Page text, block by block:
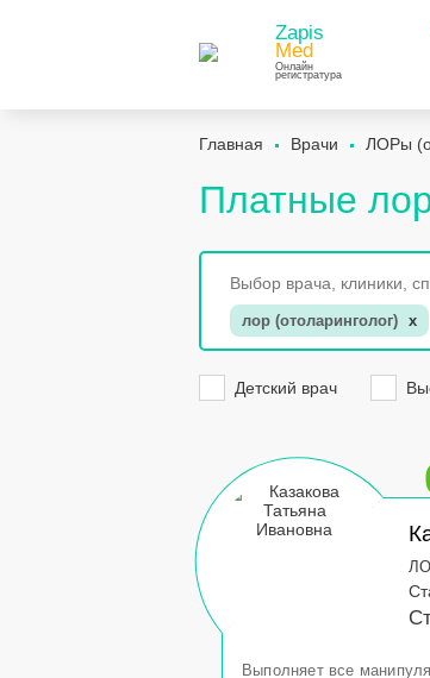
Zapis
Med
Онлайн
регистратура
Главная Врачи ЛОРы
Платные
лор (отоларинголог) x
Детский врач
Выполняет все